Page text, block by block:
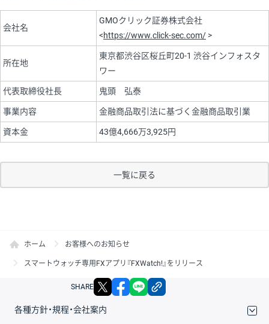
会社名
GMOクリック証券株式会社
<https://www.click-sec.com/ >
所在地
東京都渋谷区桜丘町20-1 渋谷インフォスタ
ワー
代表取締役社長 鬼頭 弘泰
事業内容 金融商品取引法に基づく金融商品取引業
資本金 43億4,666万3,925円
一覧に戻る
ホーム お客様へのお知らせ
スマートウォッチ専用FXアプリ『FXWatch!』をリリース
SHARE X facebook
各種方針・規程・会社案内